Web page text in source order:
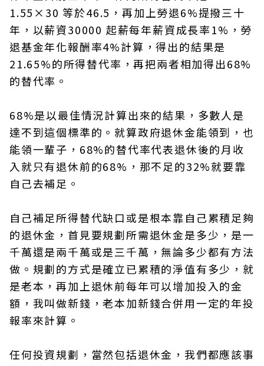
1.55×30 等於46.5，再加上勞退6%提撥三十
年，以薪資30000 起薪每年薪資成長率1%，勞
退基金年化報酬率4%計算，得出的結果是
21.65%的所得替代率，再把兩者相加得出68%
的替代率。
68%是以最佳情況計算出來的結果，多數人是
達不到這個標準的。就算政府退休金能領到，也
能領一輩子，68%的替代率代表退休後的月收
入就只有退休前的68%，那不足的32%就要靠
自己去補足。
自己補足所得替代缺口或是根本靠自己累積足夠
的退休金，首見要規劃所需退休金是多少，是一
千萬還是兩千萬或是三千萬，無論多少都有方法
做。規劃的方式是確立已累積的淨值有多少，就
是老本，再加上退休前每年可以增加投入的金
額，我叫做新錢，老本加新錢合併用一定的年投
報率來計算。
任何投資規劃，當然包括退休金，我們都應該事